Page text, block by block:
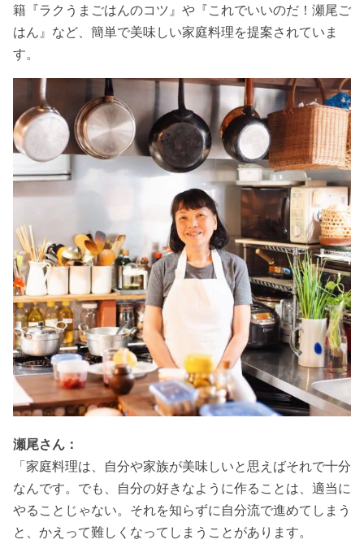
籍『ラクうまごはんのコツ』や『これでいいのだ！瀬尾ご
はん』など、簡単で美味しい家庭料理を提案されていま
す。
瀬尾さん：
「家庭料理は、自分や家族が美味しいと思えばそれで十分
なんです。でも、自分の好きなように作ることは、適当に
やることじゃない。それを知らずに自分流で進めてしまう
と、かえって難しくなってしまうことがあります。